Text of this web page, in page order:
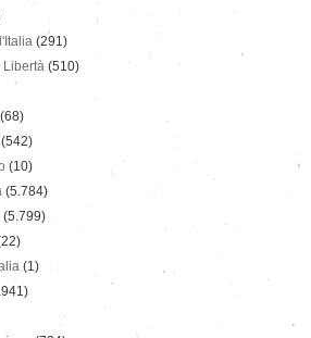
(291)
Libertà (510)
(68)
(542)
(10)
(5.784)
(5.799)
(1)